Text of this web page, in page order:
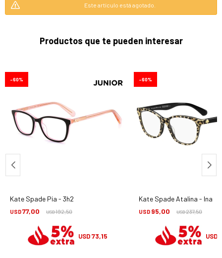
Este artículo está agotado.
Productos que te pueden interesar
Kate Spade Pia - 3h2
USD77,00 USD192,50
60
USD73,15
Kate Spade Atalina - Ina
USD 95,00 USD237,50
60
USD